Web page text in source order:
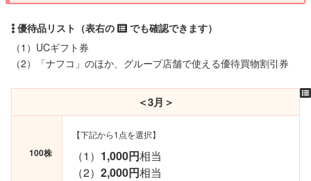
（1）UCギフト券
（2）「ナフコ」のほか、グループ店舗で使える優待買物割引券
＜3月＞
100株
【下記から1点を選択】
（1） 1,000円相当
（2）2,000円相当